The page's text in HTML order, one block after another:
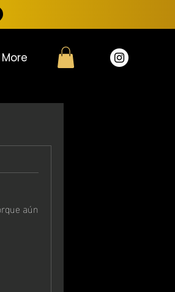
More
aún